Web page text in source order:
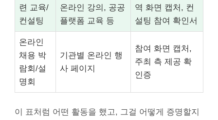
련 교육/
컨설팅
온라인 강의, 공공
플랫폼 교육 등
역 화면 캡처, 컨
설팅 참여 확인서
온라인
채용 박
람회/설
명회
기관별 온라인 행
사 페이지
참여 화면 캡처,
주최 측 제공 확
인증
이 표처럼 어떤 활동을 했고, 그걸 어떻게 증명할지